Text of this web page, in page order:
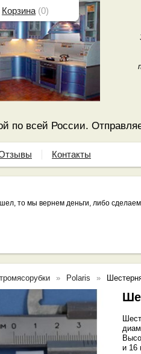
по всей России.
Контакты
то мы вернем деньги, либо
Polaris
и 16
Корзина (0)